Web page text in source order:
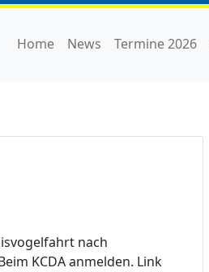
Home News Termine 2026
nach
KCDA anmelden. Link